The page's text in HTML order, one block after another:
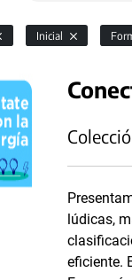
Inicial
lúdicas,
eficiente.